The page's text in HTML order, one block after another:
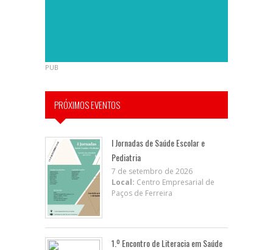
PUB
PRÓXIMOS EVENTOS
I Jornadas de Saúde Escolar e
Pediatria
7 de setembro de 2026
Local: Centro Empresarial de
Paços de Ferreira
1.º Encontro de Literacia em Saúde